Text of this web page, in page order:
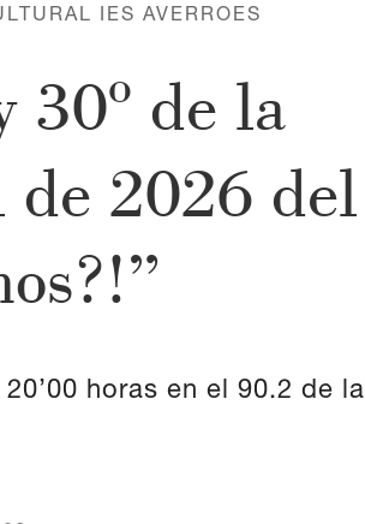
IES AVERROES
30º de la
2026 del
horas en el 90.2 de la